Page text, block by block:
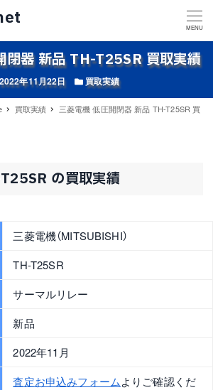
MENU
閉器 新品 TH-T25SR 買取実績
投稿日
2022年11月22日 カテゴリー
買取実績
買取実績
三菱電機 低圧開閉器 新品 TH-T25SR 買
の買取実績
三菱電機（MITSUBISHI）
TH-T25SR
サーマルリレー
新品
2022年11月
査定お申込みフォームよりご確認くだ